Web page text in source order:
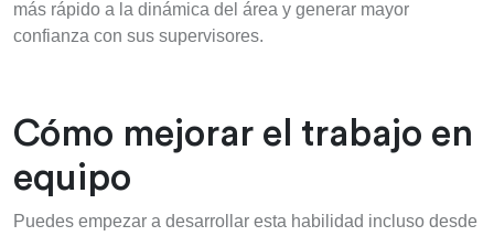
más rápido a la dinámica del área y generar mayor
confianza con sus supervisores.
Cómo mejorar el trabajo en
equipo
Puedes empezar a desarrollar esta habilidad incluso desde